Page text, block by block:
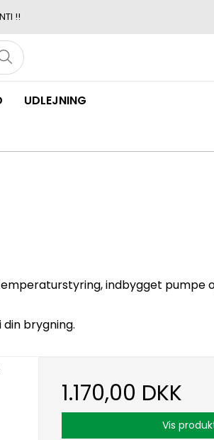
!!
UDLEJNING
indbygget pumpe
brygning.
1.170,00 DKK
Vis